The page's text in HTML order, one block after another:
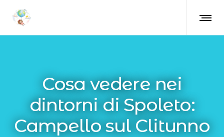
Cosa vedere nei
dintorni di Spoleto:
Campello sul Clitunno